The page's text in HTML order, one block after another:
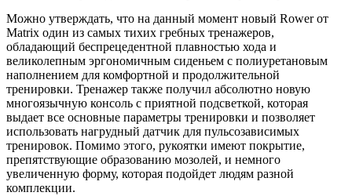
Можно утверждать, что на данный момент новый Rower от
Matrix один из самых тихих гребных тренажеров,
обладающий беспрецедентной плавностью хода и
великолепным эргономичным сиденьем с полиуретановым
наполнением для комфортной и продолжительной
тренировки. Тренажер также получил абсолютно новую
многоязычную консоль с приятной подсветкой, которая
выдает все основные параметры тренировки и позволяет
использовать нагрудный датчик для пульсозависимых
тренировок. Помимо этого, рукоятки имеют покрытие,
препятствующие образованию мозолей, и немного
увеличенную форму, которая подойдет людям разной
комплекции.